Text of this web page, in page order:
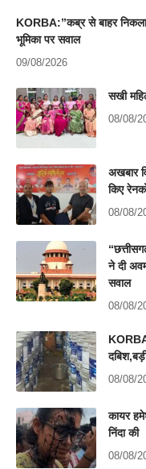
KORBA:”कब्र से बाहर
भूमिका पर सवाल
09/08/2026
सखी
08/08/
अखबार
किए
08/08/
ने दी
सवाल
08/08/
08/08/
कायर
निंदा की
08/08/